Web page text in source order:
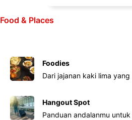
Food & Places
Foodies
Dari jajanan kaki lima
Hangout Spot
Panduan andalanmu